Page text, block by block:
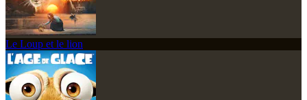
Le Loup et le lion